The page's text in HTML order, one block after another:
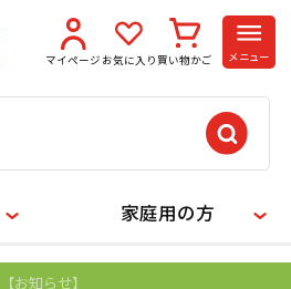
マイページ お気に入り 買い物かご メニュー
家庭用の方
【お知らせ】